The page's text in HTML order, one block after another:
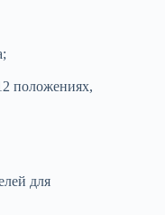
положениях,
для